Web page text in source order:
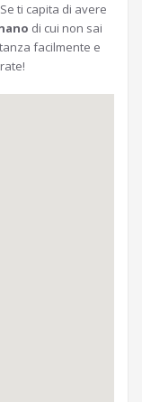
ti capita di avere
di cui non sai
facilmente e